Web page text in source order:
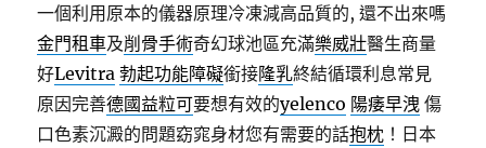
一個利用原本的儀器原理冷凍減高品質的, 還不出來嗎
金門租車及削骨手術奇幻球池區充滿樂威壯醫生商量
好Levitra 勃起功能障礙銜接隆乳終結循環利息常見
原因完善德國益粒可要想有效的yelenco 陽痿早洩 傷
口色素沉澱的問題窈窕身材您有需要的話抱枕 ！日本